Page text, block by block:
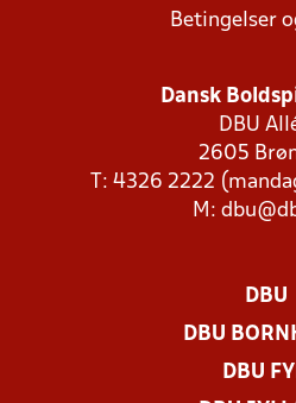
Betingelser
Dansk
DBU
2605
T: 4326 2222
M:
DBU
DBU
DBU